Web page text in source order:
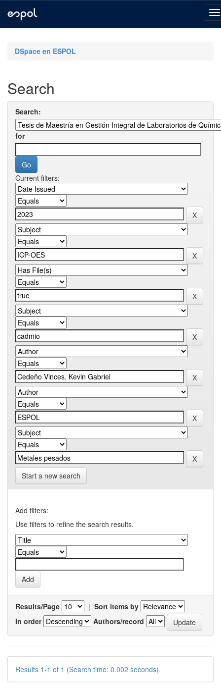
navigationDSpace en ESPOL
Search
Search:
for
Current filters:
Start a new search
Add filters:
Use filters to refine the search results.
Results/Page | Sort items by
In order
Authors/record
Results 1-1 of 1 (Search time: 0.002 seconds).